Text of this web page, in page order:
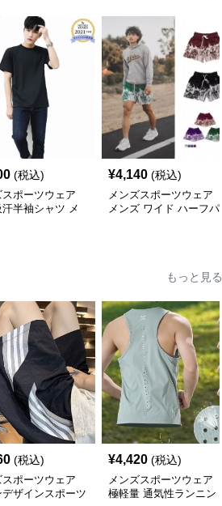
(税込)
スポーツウェア
半袖シャツ メ
¥4,140 (税込)
メンズスポーツウェア
メンズ ワイド ハーフパ
もっと見る
(税込)
スポーツウェア
デザインスポーツ
¥4,420 (税込)
メンズスポーツウェア
極軽量 通気性ランニン